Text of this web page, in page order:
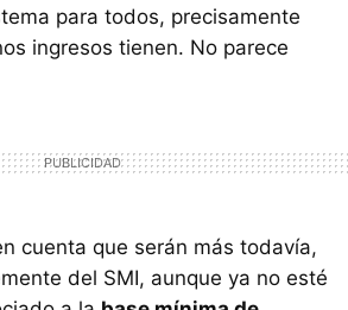
para todos, precisamente
ingresos tienen. No parece
cuenta que serán más todavía,
del SMI, aunque ya no esté